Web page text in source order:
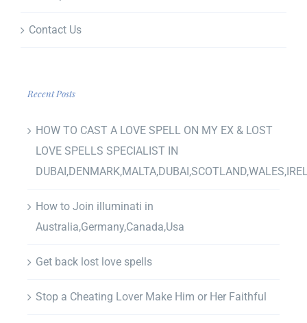
Contact Us
Recent Posts
HOW TO CAST A LOVE SPELL ON MY EX & LOST
LOVE SPELLS SPECIALIST IN
How to Join illuminati in
Australia,Germany,Canada,Usa
Get back lost love spells
Stop a Cheating Lover Make Him or Her Faithful